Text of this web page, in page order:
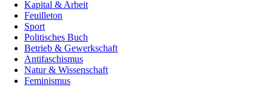
Kapital & Arbeit
Feuilleton
Sport
Politisches Buch
Betrieb & Gewerkschaft
Antifaschismus
Natur & Wissenschaft
Feminismus